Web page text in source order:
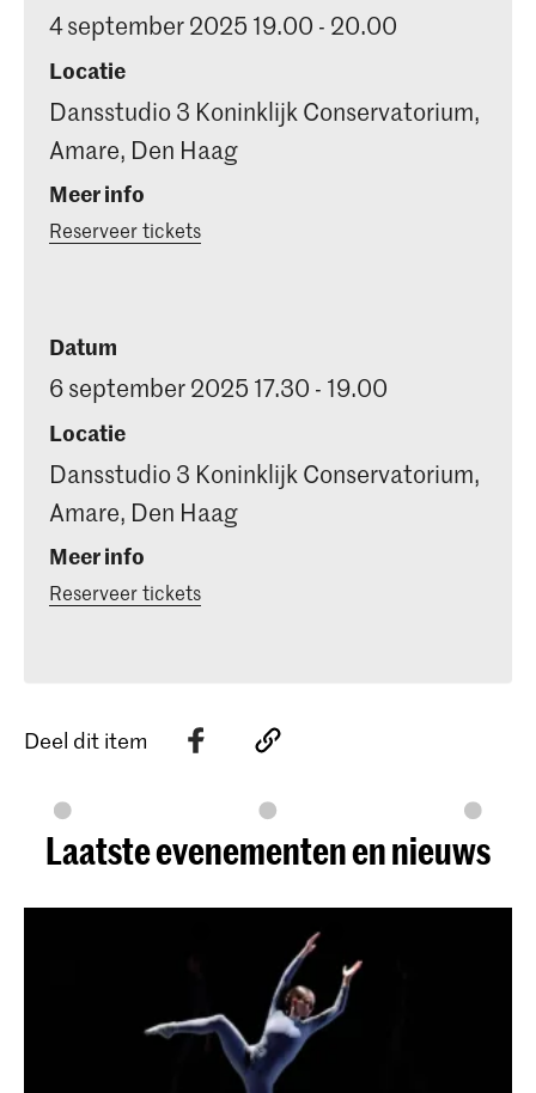
4 september 2025 19.00 - 20.00
Locatie
Dansstudio 3 Koninklijk Conservatorium,
Amare, Den Haag
Meer info
Reserveer tickets
Datum
6 september 2025 17.30 - 19.00
Locatie
Dansstudio 3 Koninklijk Conservatorium,
Amare, Den Haag
Meer info
Reserveer tickets
Deel dit item
Laatste evenementen en nieuws